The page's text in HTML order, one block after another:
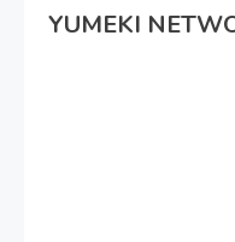
YUMEKI